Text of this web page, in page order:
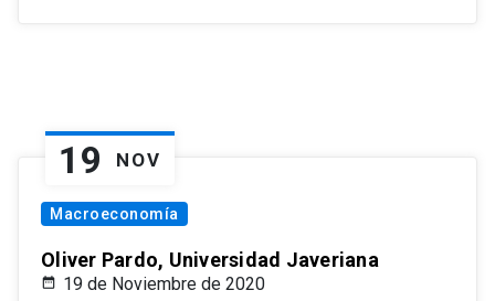
19 NOV
Macroeconomía
Oliver Pardo, Universidad Javeriana
19 de Noviembre de 2020